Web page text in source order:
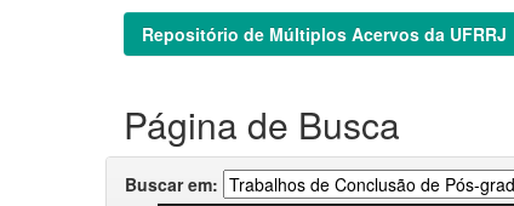
Repositório de Múltiplos Acervos da UFRRJ
Página de Busca
Buscar em: